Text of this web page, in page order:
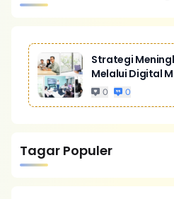
Strategi
Melalui Digital
Bisnis Yang
0 0
Tagar Populer